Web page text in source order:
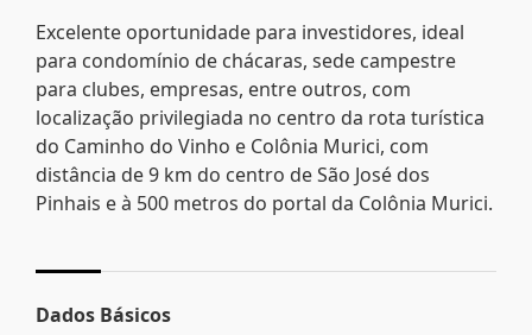
Excelente oportunidade para investidores, ideal
para condomínio de chácaras, sede campestre
para clubes, empresas, entre outros, com
localização privilegiada no centro da rota turística
do Caminho do Vinho e Colônia Murici, com
distância de 9 km do centro de São José dos
Pinhais e à 500 metros do portal da Colônia Murici.
Dados Básicos